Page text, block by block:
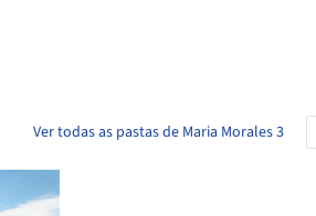
Ver todas as pastas de Maria Morales 3